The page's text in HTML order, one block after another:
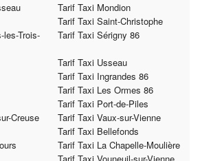
Tarif Taxi Mondion
Tarif Taxi Saint-Christophe
les-Trois-
Tarif Taxi Sérigny 86
Tarif Taxi Usseau
Tarif Taxi Ingrandes 86
Tarif Taxi Les Ormes 86
Tarif Taxi Port-de-Piles
Creuse
Tarif Taxi Vaux-sur-Vienne
Tarif Taxi Bellefonds
Tarif Taxi La Chapelle-Moulière